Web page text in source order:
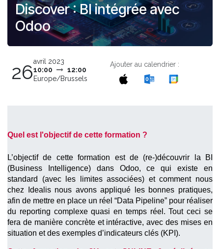
Discover : BI intégrée avec
Odoo
26avril 2023
10:00
12:00
Europe/Brussels
Ajouter au calendrier :
Quel est l'objectif de cette formation ?
L’objectif de cette formation est de (re-)découvrir la BI
(Business Intelligence) dans Odoo, ce qui existe en
standard (avec les limites associées) et comment nous
chez Idealis nous avons appliqué les bonnes pratiques,
afin de mettre en place un réel “Data Pipeline” pour réaliser
du reporting complexe quasi en temps réel. Tout ceci se
fera de manière concrète et intéractive, avec des mises en
situation et des exemples d’indicateurs clés (KPI).